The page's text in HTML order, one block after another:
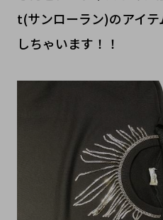
t(サンローラン)のアイ
しちゃいます！！